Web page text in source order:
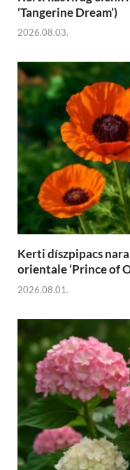
‘Tangerine Dream’)
2026.08.03.
Kerti díszpipacs
orientale ‘Prince of
2026.08.01.